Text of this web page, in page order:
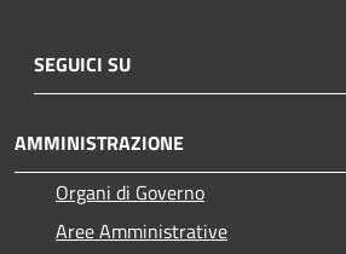
SEGUICI SU
AMMINISTRAZIONE
Organi di Governo
Aree Amministrative